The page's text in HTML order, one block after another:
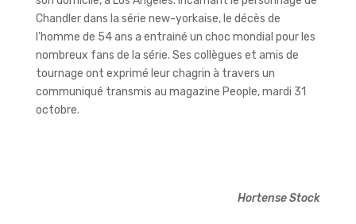
Chandler dans la série new-yorkaise, le décès de
l’homme de 54 ans a entrainé un choc mondial pour les
nombreux fans de la série. Ses collègues et amis de
tournage ont exprimé leur chagrin à travers un
communiqué transmis au magazine People, mardi 31
octobre.
Hortense Stock